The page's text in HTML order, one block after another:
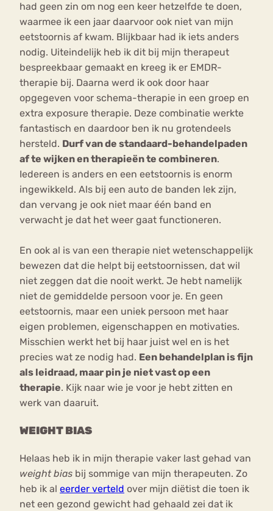
had geen zin om nog een keer hetzelfde te doen,
waarmee ik een jaar daarvoor ook niet van mijn
eetstoornis af kwam. Blijkbaar had ik iets anders
nodig. Uiteindelijk heb ik dit bij mijn therapeut
bespreekbaar gemaakt en kreeg ik er EMDR-
therapie bij. Daarna werd ik ook door haar
opgegeven voor schema-therapie in een groep en
extra exposure therapie. Deze combinatie werkte
fantastisch en daardoor ben ik nu grotendeels
hersteld. Durf van de standaard-behandelpaden
af te wijken en therapieën te combineren.
Iedereen is anders en een eetstoornis is enorm
ingewikkeld. Als bij een auto de banden lek zijn,
dan vervang je ook niet maar één band en
verwacht je dat het weer gaat functioneren.
En ook al is van een therapie niet wetenschappelijk
bewezen dat die helpt bij eetstoornissen, dat wil
niet zeggen dat die nooit werkt. Je hebt namelijk
niet de gemiddelde persoon voor je. En geen
eetstoornis, maar een uniek persoon met haar
eigen problemen, eigenschappen en motivaties.
Misschien werkt het bij haar juist wel en is het
precies wat ze nodig had. Een behandelplan is fijn
als leidraad, maar pin je niet vast op een
therapie. Kijk naar wie je voor je hebt zitten en
werk van daaruit.
WEIGHT BIAS
Helaas heb ik in mijn therapie vaker last gehad van
weight bias bij sommige van mijn therapeuten. Zo
heb ik al eerder verteld over mijn diëtist die toen ik
net een gezond gewicht had gehaald zei dat ik